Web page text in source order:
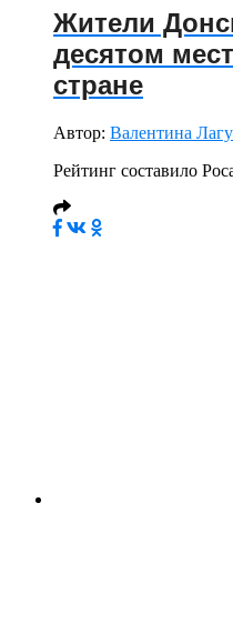
Жители
десятом
стране
Автор: Валентина
Рейтинг составило